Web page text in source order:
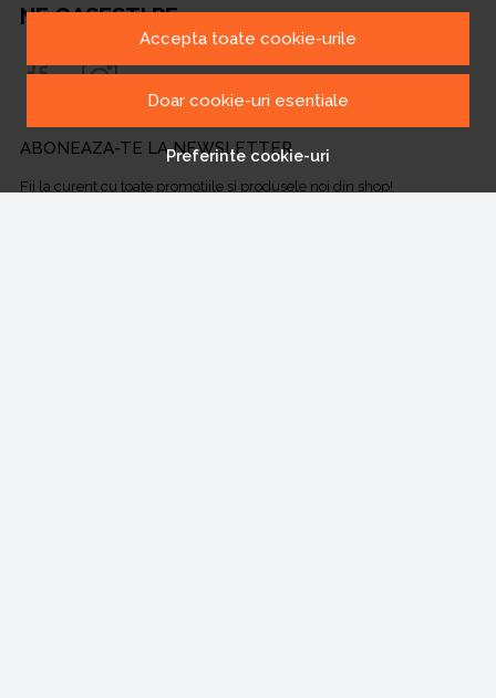
Accepta toate cookie-urile
Doar cookie-uri esentiale
Preferinte cookie-uri
NE GASESTI PE
ABONEAZA-TE LA NEWSLETTER
Fii la curent cu toate promotiile si produsele noi din shop!